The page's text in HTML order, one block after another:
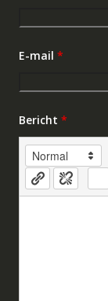
E-mail *
Bericht *